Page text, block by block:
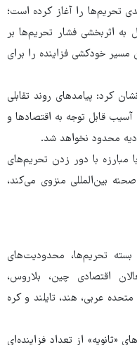
تحریم‌ها را آغاز کرده است؛
اثربخشی فشار تحریم‌ها بر
مسیر خودکشی فزاینده را برای
کرد: پیامدهای روند تقابلی
آسیب قابل توجه به اقتصادها و
محدود نخواهد شد.
مبارزه با دور زدن تحریم‌های
بین‌المللی منزوی می‌کند،
بسته تحریم‌ها، محدودیت‌های
اقتصادی چین، بلاروس،
عربی، هند، تایلند و کره
«ثانویه» از تعداد فزاینده‌ای